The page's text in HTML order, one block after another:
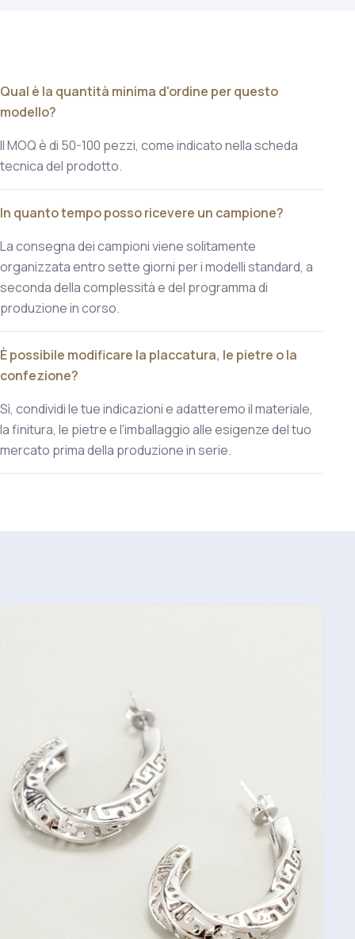
Qual è la quantità minima d'ordine per questo
modello?
Il MOQ è di 50-100 pezzi, come indicato nella scheda
tecnica del prodotto.
In quanto tempo posso ricevere un campione?
La consegna dei campioni viene solitamente
organizzata entro sette giorni per i modelli standard, a
seconda della complessità e del programma di
produzione in corso.
È possibile modificare la placcatura, le pietre o la
confezione?
Sì, condividi le tue indicazioni e adatteremo il materiale,
la finitura, le pietre e l'imballaggio alle esigenze del tuo
mercato prima della produzione in serie.